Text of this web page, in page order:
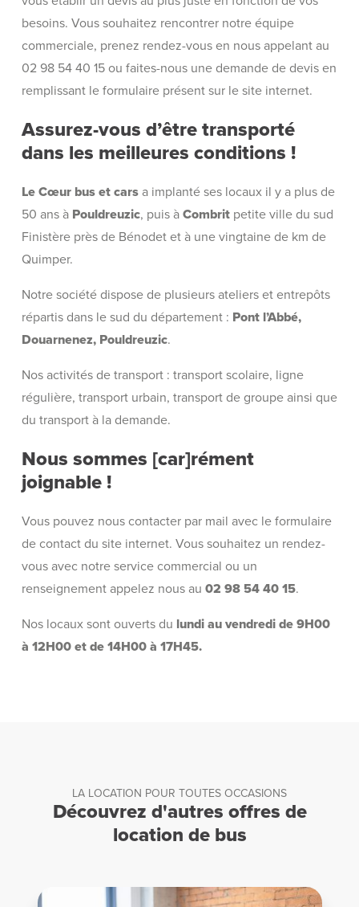
besoins. Vous souhaitez rencontrer notre équipe
commerciale, prenez rendez-vous en nous appelant au
02 98 54 40 15 ou faites-nous une demande de devis en
remplissant le formulaire présent sur le site internet.
Assurez-vous d’être transporté
dans les meilleures conditions !
Le Cœur bus et carsa implanté ses locaux il y a plus de
50 ans à Pouldreuzic, puis à Combritpetite ville du sud
Finistère près de Bénodet et à une vingtaine de km de
Quimper.
Notre société dispose de plusieurs ateliers et entrepôts
répartis dans le sud du département : Pont l’Abbé,
Douarnenez, Pouldreuzic.
Nos activités de transport : transport scolaire, ligne
régulière, transport urbain, transport de groupe ainsi que
du transport à la demande.
Nous sommes [car]rément
joignable !
Vous pouvez nous contacter par mail avec le formulaire
de contact du site internet. Vous souhaitez un rendez-
vous avec notre service commercial ou un
renseignement appelez nous au 02 98 54 40 15.
Nos locaux sont ouverts du lundi au vendredi de 9H00
à 12H00 et de 14H00 à 17H45.
LA LOCATION POUR TOUTES OCCASIONS
Découvrez d'autres offres de
location de bus